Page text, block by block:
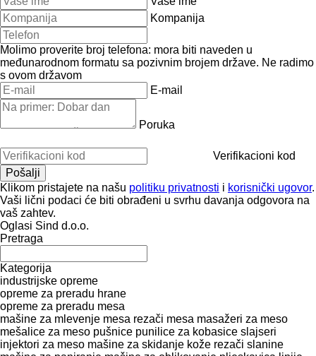
Kompanija
Molimo proverite broj telefona: mora biti naveden u
međunarodnom formatu sa pozivnim brojem države. Ne radimo
s ovom državom
E-mail
Poruka
Verifikacioni kod
Klikom pristajete na našu politiku privatnosti i korisnički ugovor.
Vaši lični podaci će biti obrađeni u svrhu davanja odgovora na
vaš zahtev.
Oglasi Sind d.o.o.
Pretraga
Kategorija
industrijske opreme
opreme za preradu hrane
opreme za preradu mesa
mašine za mlevenje mesa rezači mesa masažeri za meso
mešalice za meso pušnice punilice za kobasice slajseri
injektori za meso mašine za skidanje kože rezači slanine